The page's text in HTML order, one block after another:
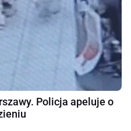
Policja apeluje o